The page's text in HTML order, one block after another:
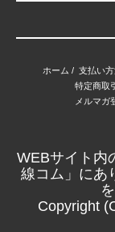
ホーム / 支払い
特定商取
メルマガ
WEBサイト内
線コム」にあ
Copyright